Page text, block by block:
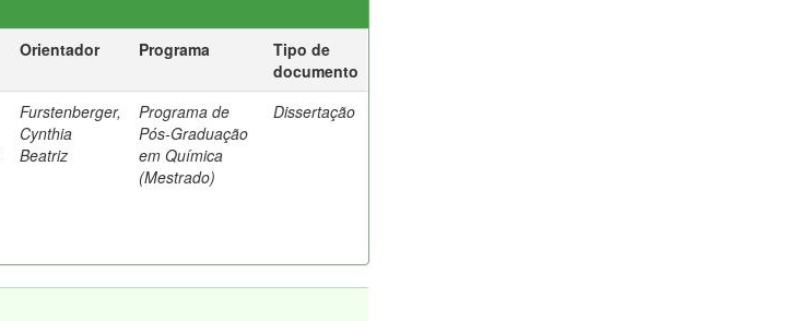
Orientador Programa
Tipo de
documento
Furstenberger,
Cynthia
Beatriz
Programa de
Pós-Graduação
em Química
(Mestrado)
Dissertação